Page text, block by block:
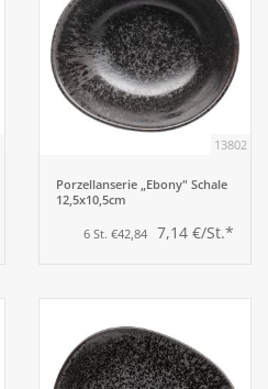
13802
Porzellanserie „Ebony" Schale
12,5x10,5cm
6 St. €42,84 7,14 €/St.*